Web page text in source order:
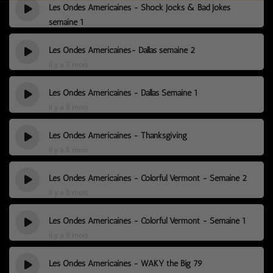
Les Ondes Américaines - Shock Jocks & Bad Jokes
semaine 1
il y a 7 mois
Les Ondes Américaines- Dallas semaine 2
il y a 7 mois
Les Ondes Américaines - Dallas Semaine 1
il y a 8 mois
Les Ondes Américaines - Thanksgiving
il y a 8 mois
Les Ondes Américaines - Colorful Vermont - Semaine 2
il y a 8 mois
Les Ondes Américaines - Colorful Vermont - Semaine 1
il y a 8 mois
Les Ondes Américaines - WAKY the Big 79